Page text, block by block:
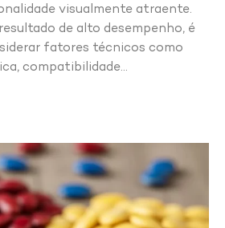
visualmente atraente.
de alto desempenho, é
fatores técnicos como
compatibilidade…